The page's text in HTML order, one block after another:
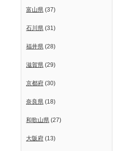
富山県 (37)
石川県 (31)
福井県 (28)
滋賀県 (29)
京都府 (30)
奈良県 (18)
和歌山県 (27)
大阪府 (13)